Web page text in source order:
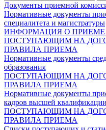
Документы приемной
Нормативные документы
специалитета и магистратуры
ИНФОРМАЦИЯ О ПРИЕМЕ
ПОСТУПАЮЩИМ НА
ПРАВИЛА ПРИЕМА
Нормативные документы
образования
ПОСТУПАЮЩИМ НА
ПРАВИЛА ПРИЕМА
Нормативные документы
кадров высшей квалификации
ПОСТУПАЮЩИМ НА
ПРАВИЛА ПРИЕМА